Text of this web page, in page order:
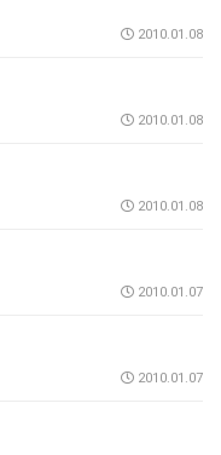
2010.01.08
2010.01.08
2010.01.08
2010.01.07
2010.01.07